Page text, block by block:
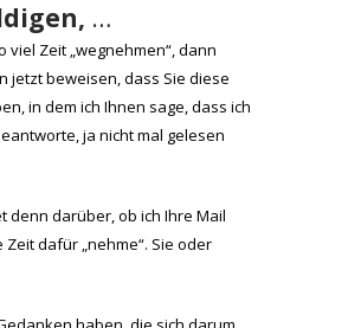
…
viel Zeit „wegnehmen“, dann
jetzt beweisen, dass Sie diese
in dem ich Ihnen sage, dass ich
ja nicht mal gelesen
denn darüber, ob ich Ihre Mail
dafür „nehme“. Sie oder